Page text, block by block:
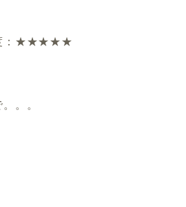
度：★★★★★
。。